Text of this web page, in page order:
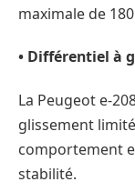
maximale de
• Différentiel à
La Peugeot e-
glissement
comportement
stabilité.